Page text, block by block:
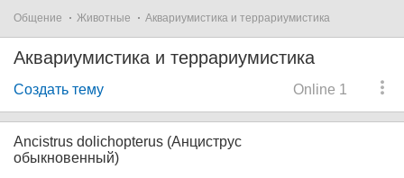
Общение Животные Аквариумистика и террариумистика
Аквариумистика и террариумистика
Online 1
Создать тему
Ancistrus dolichopterus (Анциструс
обыкновенный)